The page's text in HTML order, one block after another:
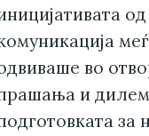
во
и
за